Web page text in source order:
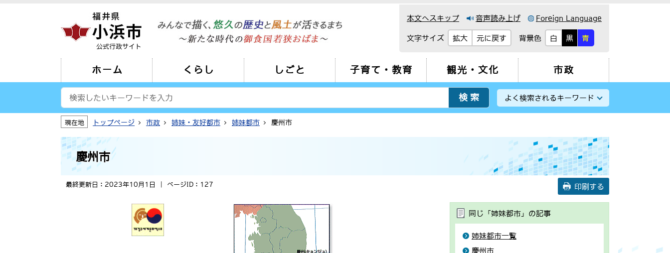
公式行政サイト
本文へスキップ 音声読み上げ Foreign Language
文字サイズ 拡大 元に戻す 背景色 白 黒 青
ホーム くらし しごと 子育て・教育 観光・文化 市政
よく検索されるキーワード
現在地 トップページ 市政 姉妹・友好都市 姉妹都市 慶州市
慶州市
最終更新日：2023年10月1日 ページID：127 印刷する
同じ「姉妹都市」の記事
姉妹都市一覧
慶州市